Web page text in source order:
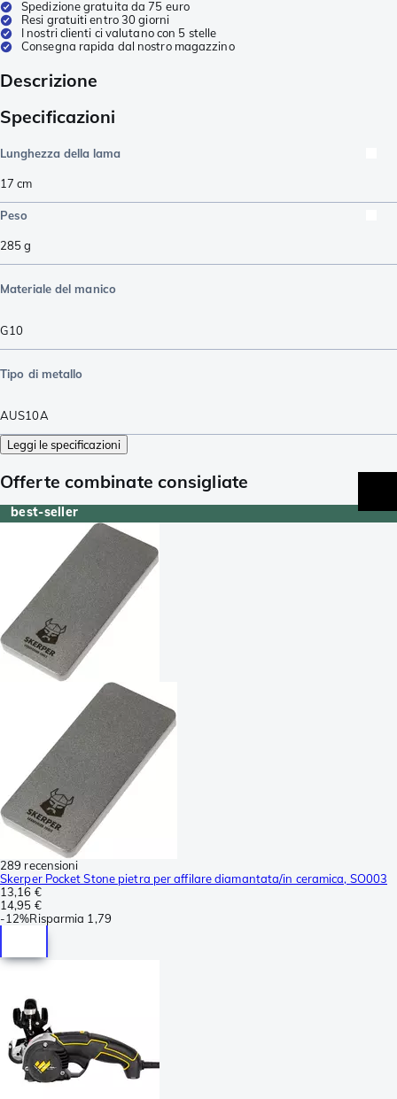
Spedizione gratuita da 75 euro
Resi gratuiti entro 30 giorni
I nostri clienti ci valutano con 5 stelle
Consegna rapida dal nostro magazzino
Descrizione
Specificazioni
Lunghezza della lama
17 cm
Peso
285g
Materiale del manico
G10
Tipo di metallo
AUS10A
Leggi le specificazioni
Offerte combinate consigliate
best-seller
289 recensioni
Skerper Pocket Stone pietra per affilare diamantata/in ceramica, SO003
13,16 €
14,95 €
-12%Risparmia 1,79